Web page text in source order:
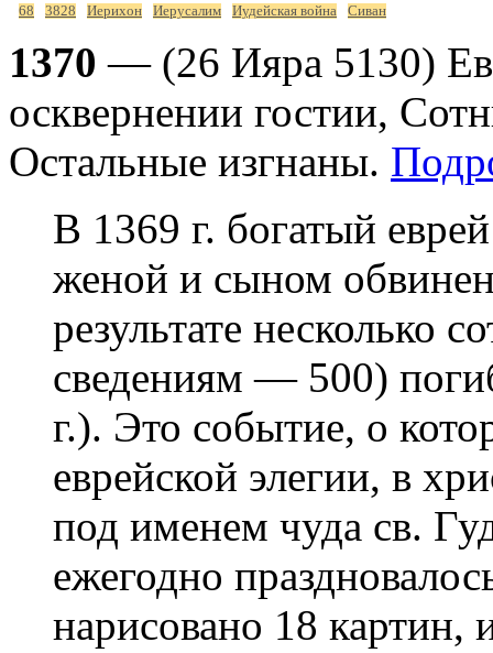
68 3828 Иерихон Иерусалим Иудейская война Сиван
1370 — (26 Ияра 5130)
осквернении гостии,
Остальные изгнаны.
В 1369 г. богатый
женой и сыном
результате несколько
сведениям — 500)
г.). Это событие, о
еврейской элегии, в
под именем чуда св.
ежегодно
нарисовано 18 картин,